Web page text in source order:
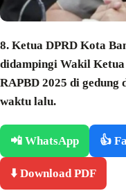
8. Ketua DPRD Kota
didampingi Wakil
RAPBD 2025 di gedung
waktu lalu.
📲 WhatsApp 👍
⬇️ Download PDF